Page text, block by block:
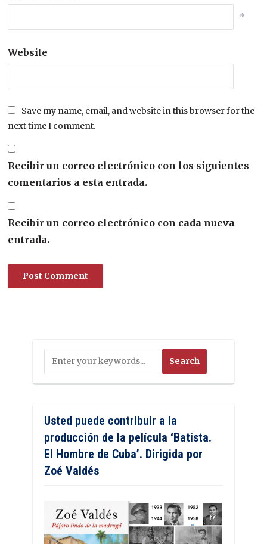
*
Website
Save my name, email, and website in this browser for the
next time I comment.
Recibir un correo electrónico con los siguientes
comentarios a esta entrada.
Recibir un correo electrónico con cada nueva
entrada.
Usted puede contribuir a la
producción de la película ‘Batista.
El Hombre de Cuba’. Dirigida por
Zoé Valdés